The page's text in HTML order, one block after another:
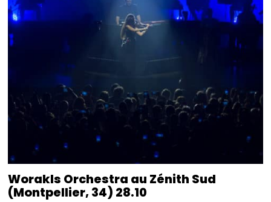
Worakls Orchestra au Zénith Sud
(Montpellier, 34) 28.10